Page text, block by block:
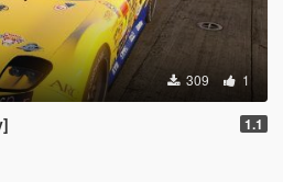
309 1
1.1